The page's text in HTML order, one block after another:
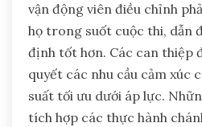
vận động viên điều chỉnh
họ trong suốt cuộc thi, dẫn
định tốt hơn. Các can thiệp
quyết các nhu cầu cảm xúc
suất tối ưu dưới áp lực.
tích hợp các thực hành